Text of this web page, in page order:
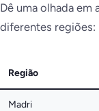
Dê uma olhada em
diferentes regiões:
Região
Madri